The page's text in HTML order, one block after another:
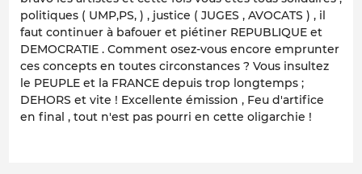
politiques ( UMP,PS, ) , justice ( JUGES , AVOCATS ) , il
faut continuer à bafouer et piétiner REPUBLIQUE et
DEMOCRATIE . Comment osez-vous encore emprunter
ces concepts en toutes circonstances ? Vous insultez
le PEUPLE et la FRANCE depuis trop longtemps ;
DEHORS et vite ! Excellente émission , Feu d'artifice
en final , tout n'est pas pourri en cette oligarchie !